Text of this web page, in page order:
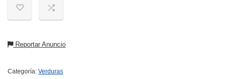
Reportar Anuncio
Categoría: Verduras